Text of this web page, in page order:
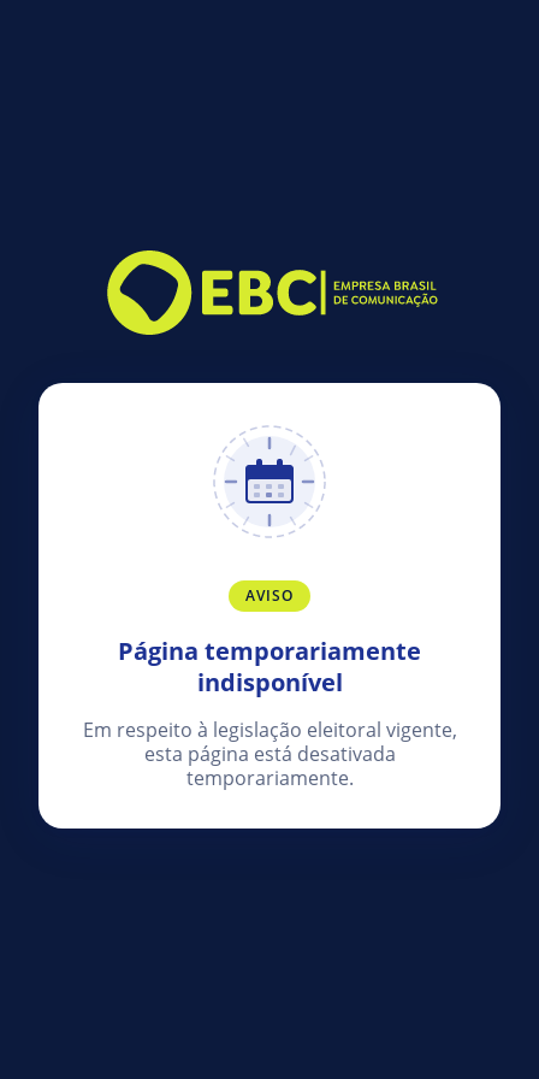
AVISO
Página temporariamente
indisponível
Em respeito à legislação eleitoral vigente,
esta página está desativada
temporariamente.